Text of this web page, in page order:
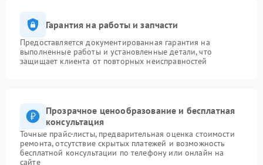
Гарантия на работы и запчасти
Предоставляется документированная гарантия на
выполненные работы и установленные детали, что
защищает клиента от повторных неисправностей
Прозрачное ценообразование и бесплатная
консультация
Точные прайс-листы, предварительная оценка стоимости
ремонта, отсутствие скрытых платежей и возможность
бесплатной консультации по телефону или онлайн на
сайте